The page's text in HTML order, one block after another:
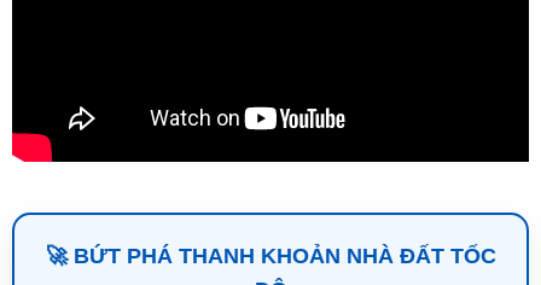
🚀 BỨT PHÁ THANH KHOẢN NHÀ ĐẤT TỐC